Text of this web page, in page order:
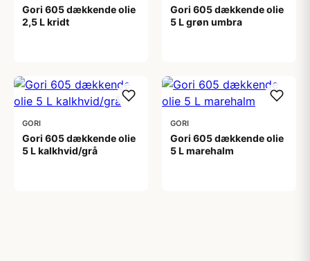
Gori 605 dækkende olie
2,5 L kridt
Gori 605 dækkende olie
5 L grøn umbra
GORI
Gori 605 dækkende olie
5 L kalkhvid/grå
GORI
Gori 605 dækkende olie
5 L marehalm